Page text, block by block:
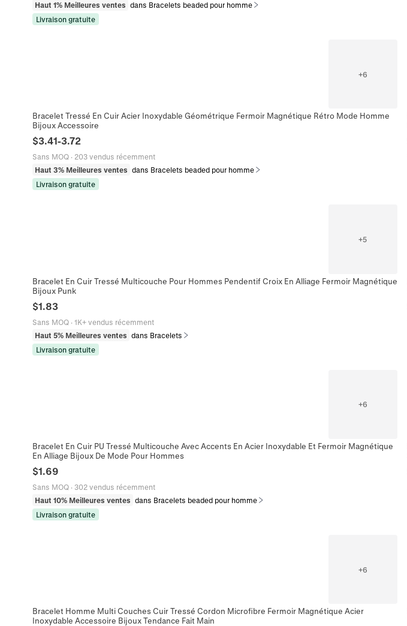
Haut 1% Meilleures ventes dans Bracelets beaded pour homme
Livraison gratuite
+6
Bracelet Tressé En Cuir Acier Inoxydable Géométrique Fermoir Magnétique Rétro Mode Homme
Bijoux Accessoire
$3.41-3.72
Sans MOQ· 203 vendus récemment
Haut 3% Meilleures ventes dans Bracelets beaded pour homme
Livraison gratuite
+5
Bracelet En Cuir Tressé Multicouche Pour Hommes Pendentif Croix En Alliage Fermoir Magnétique
Bijoux Punk
$1.83
Sans MOQ· 1K+ vendus récemment
Haut 5% Meilleures ventes dans Bracelets
Livraison gratuite
+6
Bracelet En Cuir PU Tressé Multicouche Avec Accents En Acier Inoxydable Et Fermoir Magnétique
En Alliage Bijoux De Mode Pour Hommes
$1.69
Sans MOQ· 302 vendus récemment
Haut 10% Meilleures ventes dans Bracelets beaded pour homme
Livraison gratuite
+6
Bracelet Homme Multi Couches Cuir Tressé Cordon Microfibre Fermoir Magnétique Acier
Inoxydable Accessoire Bijoux Tendance Fait Main